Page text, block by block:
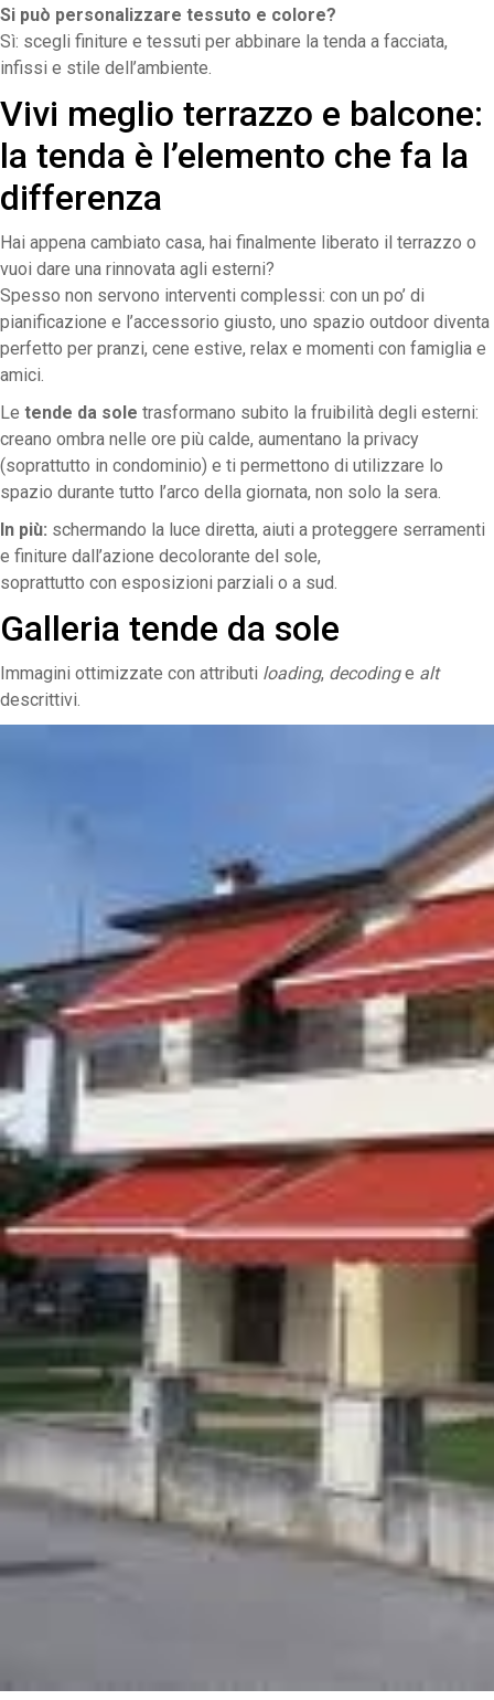
Si può personalizzare tessuto e colore?
Sì: scegli finiture e tessuti per abbinare la tenda a facciata,
infissi e stile dell’ambiente.
Vivi meglio terrazzo e balcone:
la tenda è l’elemento che fa la
differenza
Hai appena cambiato casa, hai finalmente liberato il terrazzo o
vuoi dare una rinnovata agli esterni?
Spesso non servono interventi complessi: con un po’ di
pianificazione e l’accessorio giusto, uno spazio outdoor diventa
perfetto per pranzi, cene estive, relax e momenti con famiglia e
amici.
Le tende da sole trasformano subito la fruibilità degli esterni:
creano ombra nelle ore più calde, aumentano la privacy
(soprattutto in condominio) e ti permettono di utilizzare lo
spazio durante tutto l’arco della giornata, non solo la sera.
In più: schermando la luce diretta, aiuti a proteggere serramenti
e finiture dall’azione decolorante del sole,
soprattutto con esposizioni parziali o a sud.
Galleria tende da sole
Immagini ottimizzate con attributi loading, decodinge alt
descrittivi.